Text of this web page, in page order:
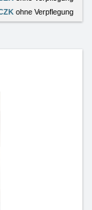
ohne Verpflegung